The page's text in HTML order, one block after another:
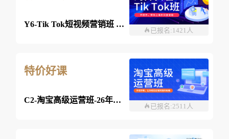
Y6-Tik Tok短视频营销班 2026年8月03日 （线上）
已报名:1421人
特价好课
C2-淘宝高级运营班-26年8月03日（双师）
已报名:2511人